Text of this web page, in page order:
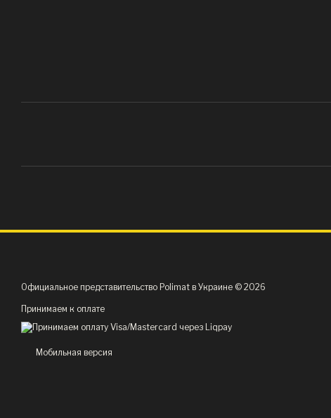
Официальное представительство Polimat в Украине © 2026
Принимаем к оплате
Мобильная версия